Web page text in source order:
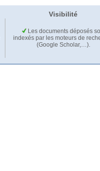
Visibilité
Les documents déposés
indexés par les moteurs de
(Google Scholar,…).